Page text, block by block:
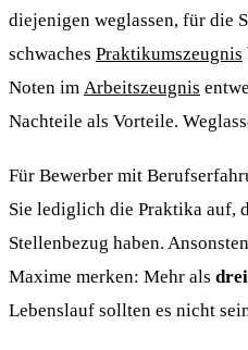
diejenigen weglassen, für die
schwaches Praktikumszeugnis
Noten im Arbeitszeugnis
Nachteile als Vorteile.
Für Bewerber mit
Sie lediglich die Praktika auf,
Stellenbezug haben.
Maxime merken: Mehr als
Lebenslauf sollten es nicht